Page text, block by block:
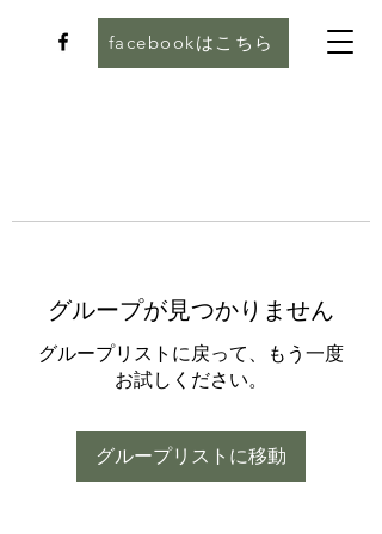
facebookはこちら
グループが見つかりません
グループリストに戻って、もう一度
お試しください。
グループリストに移動